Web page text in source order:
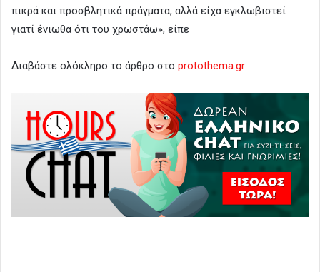
πικρά και προσβλητικά πράγματα, αλλά είχα εγκλωβιστεί
γιατί ένιωθα ότι του χρωστάω», είπε
Διαβάστε ολόκληρο το άρθρο στο protothema.gr